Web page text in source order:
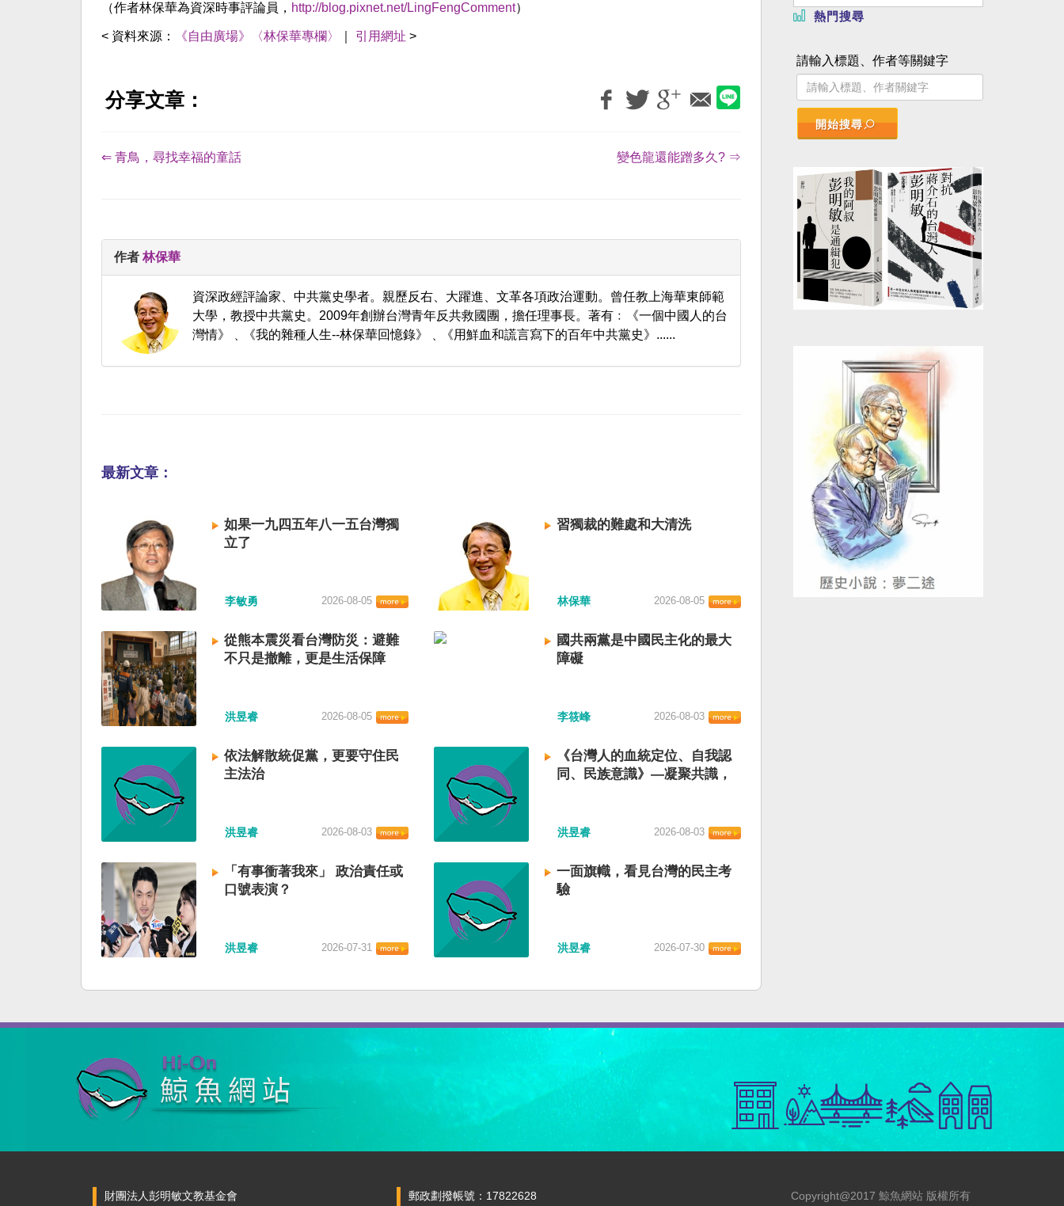
（作者林保華為資深時事評論員， http://blog.pixnet.net/LingFengComment）
< 資料來源： 《自由廣場》〈林保華專欄〉 引用網址 >
分享文章：
⇐ 青鳥，尋找幸福的童話 變色龍還能蹭多久? ⇒
作者 林保華
資深政經評論家、中共黨史學者。親歷反右、大躍進、文革各項政治運動。曾任教上海華東師範
大學，教授中共黨史。2009年創辦台灣青年反共救國團，擔任理事長。著有﹕《一個中國人的台
灣情》﹑《我的雜種人生--林保華回憶錄》﹑《用鮮血和謊言寫下的百年中共黨史》......
最新文章：
如果一九四五年八一五台灣獨
立了
李敏勇 2026-08-05
習獨裁的難處和大清洗
林保華 2026-08-05
從熊本震災看台灣防災：避難
不只是撤離，更是生活保障
洪昱睿 2026-08-05
國共兩黨是中國民主化的最大
障礙
李筱峰 2026-08-03
依法解散統促黨，更要守住民
主法治
洪昱睿 2026-08-03
《台灣人的血統定位、自我認
同、民族意識》—凝聚共識，
洪昱睿 2026-08-03
「有事衝著我來」 政治責任或
口號表演？
洪昱睿 2026-07-31
一面旗幟，看見台灣的民主考
驗
洪昱睿 2026-07-30
熱門搜尋
請輸入標題、作者等關鍵字
開始搜尋
財團法人彭明敏文教基金會 郵政劃撥帳號：17822628 Copyright@2017 鯨魚網站 版權所有